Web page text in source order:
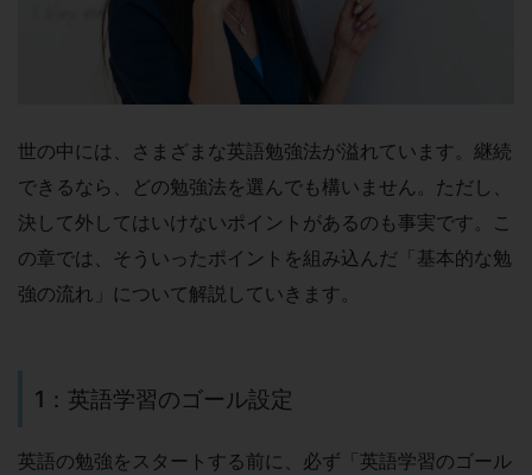
世の中には、さまざまな英語勉強法が溢れています。継続
できるなら、どの勉強法を選んでも構いません。ただし、
決して外してはいけないポイントがあるのも事実です。こ
の章では、そういったポイントを組み込んだ「基本的な勉
強の流れ」について解説していきます。
1：英語学習のゴール設定
英語の勉強をスタートする前に、必ず「英語学習のゴール